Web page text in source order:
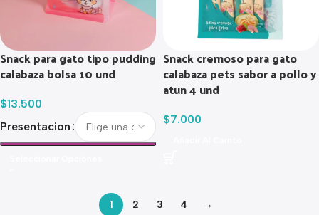
Snack para gato tipo pudding
calabaza bolsa 10 und
$13.500
Presentacion
Snack cremoso para gato
calabaza pets sabor a pollo y
atun 4 und
$7.000
1 2 3 4 →